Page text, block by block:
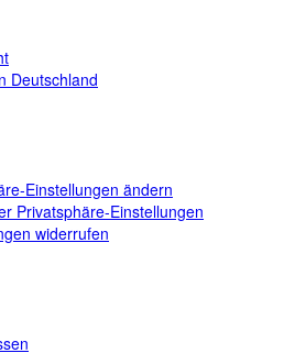
Deutschland
Einstellungen ändern
Privatsphäre-Einstellungen
widerrufen